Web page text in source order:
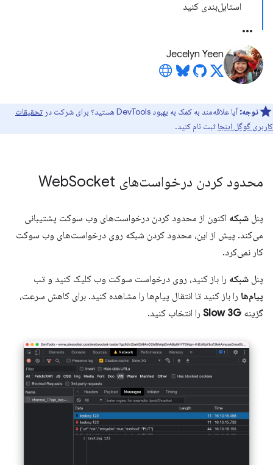
استایل‌بندی کنید
Jecelyn Yeen
توجه:آیا علاقه‌مند به کمک به بهبود DevTools هستید؟ برای شرکت در
تحقیقات
کاربری گوگل اینجا ثبت نام کنید.
محدود کردن درخواست‌های Web Socket
پنل شبکه اکنون از محدود کردن درخواست‌های وب سوکت پشتیبانی
می‌کند. پیش از این، محدود کردن شبکه روی درخواست‌های وب سوکت
کار نمی‌کرد.
پنل شبکه را باز کنید، روی درخواست سوکت وب کلیک کنید و تب
پیام‌ها را باز کنید تا انتقال پیام‌ها را مشاهده کنید. برای کاهش سرعت،
گزینه Slow 3G را انتخاب کنید.